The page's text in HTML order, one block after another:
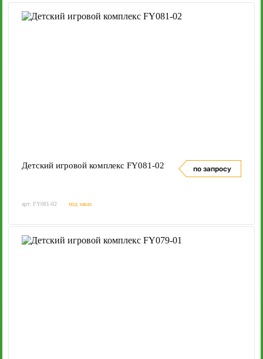
Детский игровой комплекс FY081-02 по запросу
арт: FY081-02 под заказ